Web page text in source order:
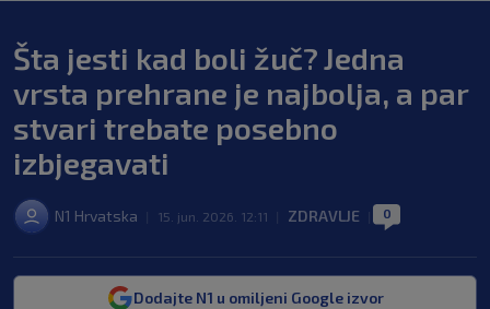
Šta jesti kad boli žuč? Jedna
vrsta prehrane je najbolja, a par
stvari trebate posebno
izbjegavati
N1 Hrvatska 15. jun. 2026. 12:11 ZDRAVLJE 0
Dodajte N1 u omiljeni Google izvor